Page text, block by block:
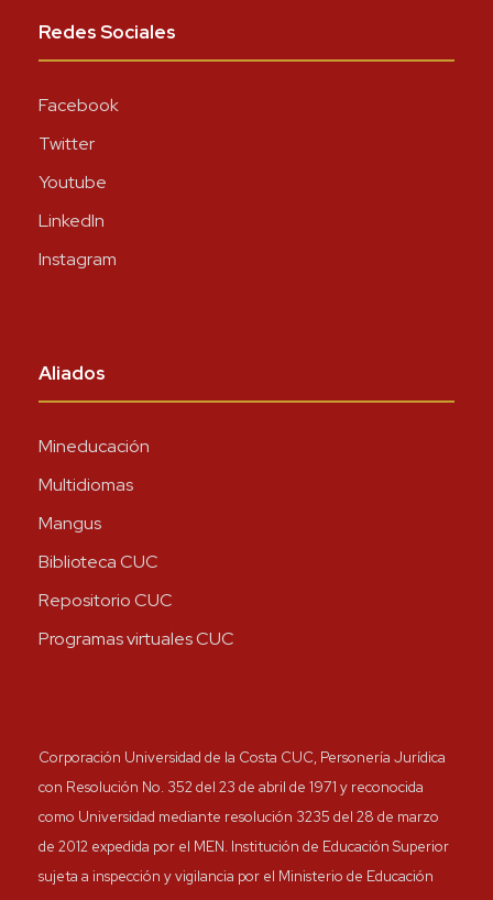
Redes Sociales
Facebook
Twitter
Youtube
LinkedIn
Instagram
Aliados
Mineducación
Multidiomas
Mangus
Biblioteca CUC
Repositorio CUC
Programas virtuales CUC
Corporación Universidad de la Costa CUC, Personería Jurídica
con Resolución No. 352 del 23 de abril de 1971 y reconocida
como Universidad mediante resolución 3235 del 28 de marzo
de 2012 expedida por el MEN. Institución de Educación Superior
sujeta a inspección y vigilancia por el Ministerio de Educación